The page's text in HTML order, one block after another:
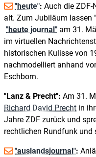
"heute": Auch die
alt. Zum Jubiläum lassen
"heute journal" am 31.
im virtuellen
historischen Kulisse von
nachmodelliert anhand
Eschborn.
"Lanz & Precht": Am 31.
Richard David Precht in
Jahre ZDF zurück und
rechtlichen Rundfunk und
"auslandsjournal":